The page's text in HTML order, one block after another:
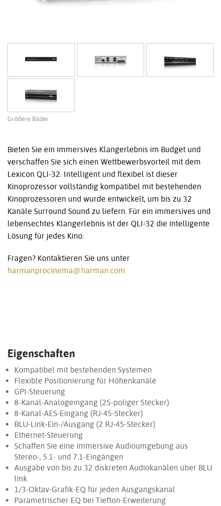
Größere Bilder
Bieten Sie ein immersives Klangerlebnis im Budget und
verschaffen Sie sich einen Wettbewerbsvorteil mit dem
Lexicon QLI-32. Intelligent und flexibel ist dieser
Kinoprozessor vollständig kompatibel mit bestehenden
Kinoprozessoren und wurde entwickelt, um bis zu 32
Kanäle Surround Sound zu liefern. Für ein immersives und
lebensechtes Klangerlebnis ist der QLI-32 die intelligente
Lösung für jedes Kino.
Fragen? Kontaktieren Sie uns unter
harmanprocinema@harman.com
Eigenschaften
Kompatibel mit bestehenden Systemen
Flexible Positionierung für Höhenkanäle
GPI-Steuerung
8-Kanal-Analogeingang (25-poliger Stecker)
8-Kanal-AES-Eingang (RJ-45-Stecker)
BLU-Link-Ein-/Ausgang (2 RJ-45-Stecker)
Ethernet-Steuerung
Schaffen Sie eine immersive Audioumgebung aus
Stereo-, 5.1- und 7.1-Eingängen
Ausgabe von bis zu 32 diskreten Audiokanälen über BLU
link
1/3-Oktav-Grafik-EQ für jeden Ausgangskanal
Parametrischer EQ bei Tiefton-Erweiterung